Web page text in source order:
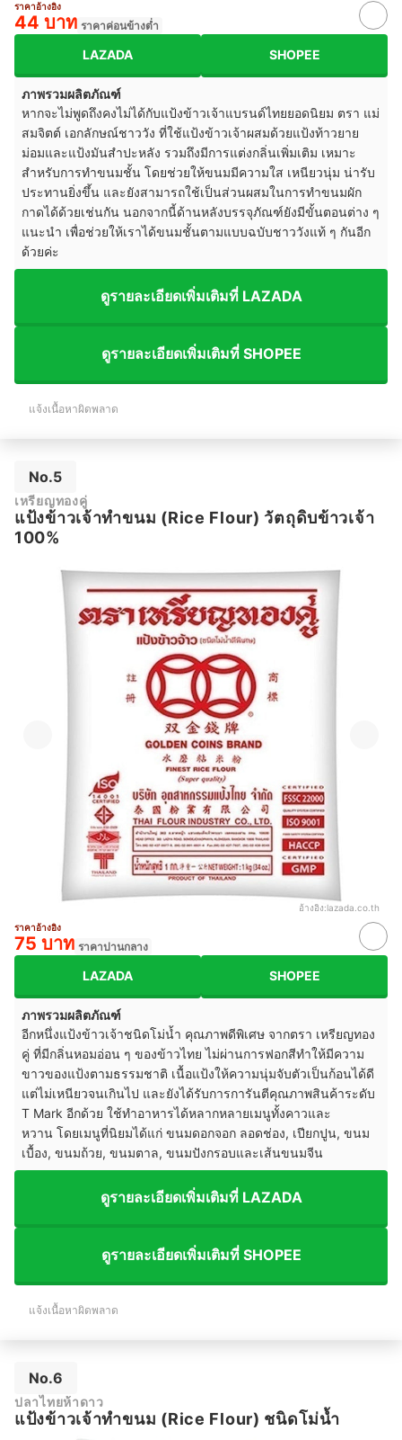
ราคาอ้างอิง
44 บาท ราคาค่อนข้างต่ำ
LAZADA SHOPEE
ภาพรวมผลิตภัณฑ์
หากจะไม่พูดถึงคงไม่ได้กับแป้งข้าวเจ้าแบรนด์ไทยยอดนิยม ตรา แม่
สมจิตต์ เอกลักษณ์ชาววัง ที่ใช้แป้งข้าวเจ้าผสมด้วยแป้งท้าวยาย
ม่อมและแป้งมันสำปะหลัง รวมถึงมีการแต่งกลิ่นเพิ่มเติม เหมาะ
สำหรับการทำขนมชั้น โดยช่วยให้ขนมมีความใส เหนียวนุ่ม น่ารับ
ประทานยิ่งขึ้น และยังสามารถใช้เป็นส่วนผสมในการทำขนมผัก
กาดได้ด้วยเช่นกัน นอกจากนี้ด้านหลังบรรจุภัณฑ์ยังมีขั้นตอนต่าง ๆ
แนะนำ เพื่อช่วยให้เราได้ขนมชั้นตามแบบฉบับชาววังแท้ ๆ กันอีก
ด้วยค่ะ
ดูรายละเอียดเพิ่มเติมที่ LAZADA
ดูรายละเอียดเพิ่มเติมที่ SHOPEE
แจ้งเนื้อหาผิดพลาด
No.5
เหรียญทองคู่
แป้งข้าวเจ้าทำขนม (Rice Flour) วัตถุดิบข้าวเจ้า
100%
อ้างอิง:lazada.co.th
ราคาอ้างอิง
75 บาท ราคาปานกลาง
LAZADA SHOPEE
ภาพรวมผลิตภัณฑ์
อีกหนึ่งแป้งข้าวเจ้าชนิดโม่น้ำ คุณภาพดีพิเศษ จากตรา เหรียญทอง
คู่ ที่มีกลิ่นหอมอ่อน ๆ ของข้าวไทย ไม่ผ่านการฟอกสีทำให้มีความ
ขาวของแป้งตามธรรมชาติ เนื้อแป้งให้ความนุ่มจับตัวเป็นก้อนได้ดี
แต่ไม่เหนียวจนเกินไป และยังได้รับการการันตีคุณภาพสินค้าระดับ
T Mark อีกด้วย ใช้ทำอาหารได้หลากหลายเมนูทั้งคาวและ
หวาน โดยเมนูที่นิยมได้แก่ ขนมดอกจอก ลอดช่อง, เปียกปูน, ขนม
เบื้อง, ขนมถ้วย, ขนมตาล, ขนมปังกรอบและเส้นขนมจีน
ดูรายละเอียดเพิ่มเติมที่ LAZADA
ดูรายละเอียดเพิ่มเติมที่ SHOPEE
แจ้งเนื้อหาผิดพลาด
No.6
ปลาไทยห้าดาว
แป้งข้าวเจ้าทำขนม (Rice Flour) ชนิดโม่น้ำ